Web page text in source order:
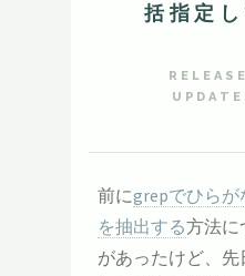
括指定
前にgrepでひらが
を抽出する方法に
があったけど、